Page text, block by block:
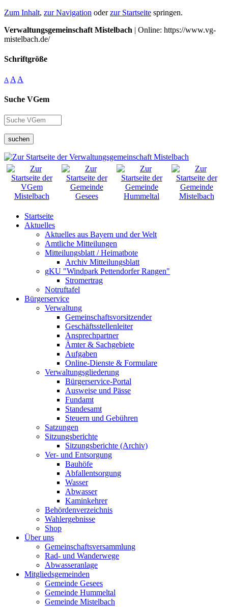
Zum Inhalt, zur Navigation oderzur Startseite springen.
Verwaltungsgemeinschaft Mistelbach | Online: https://www.vg-
mistelbach.de/
Schriftgröße
A A A
Suche VGem
suchen
Startseite
Aktuelles
Aktuelles aus Bayern und der Welt
Amtliche Mitteilungen
Mitteilungsblatt / Heimatbote
Archiv Mitteilungsblatt
gKU "Windpark Pettendorfer Rangen"
Stromertrag
Notruftafel
Bürgerservice
Verwaltung
Gemeinschaftsvorsitzender
Geschäftsstellenleiter
Ansprechpartner
Ämter & Sachgebiete
Aufgaben
Online-Dienste & Formulare
Verwaltungsgliederung
Bürgerservice-Portal
Ausweise und Pässe
Fundamt
Standesamt
Steuern und Gebühren
Satzungen
Sitzungsberichte
Sitzungsberichte (Archiv)
Ver- und Entsorgung
Bauhöfe
Abfallentsorgung
Wasser
Abwasser
Kaminkehrer
Behördenverzeichnis
Wahlergebnisse
Shop
Über uns
Gemeinschaftsversammlung
Rad- und Wanderwege
Abwasseranlage
Mitgliedsgemeinden
Gemeinde Gesees
Gemeinde Hummeltal
Gemeinde Mistelbach